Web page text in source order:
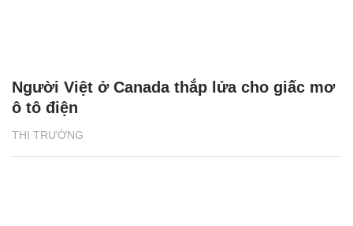
THỊ TRƯỜNG
Người Việt ở Canada thắp lửa cho giấc mơ
ô tô điện